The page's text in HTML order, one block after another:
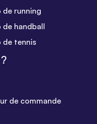
de running
de handball
de tennis
de commande